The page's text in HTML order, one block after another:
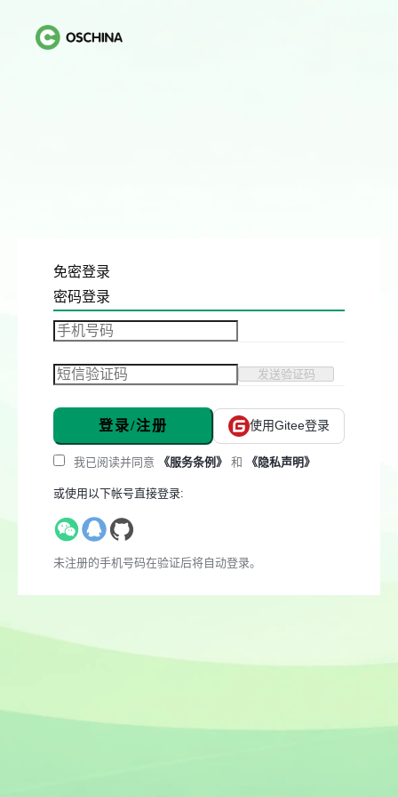
免密登录
密码登录
发送验证码
登录/注册 使用Gitee登录
我已阅读并同意 《服务条例》 和 《隐私声明》
或使用以下帐号直接登录:
未注册的手机号码在验证后将自动登录。